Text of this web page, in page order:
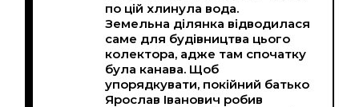
по цій хлинула вода.
Земельна ділянка відводилася
саме для будівництва цього
колектора, адже там спочатку
була канава. Щоб
упорядкувати, покійний батько
Ярослав Іванович робив